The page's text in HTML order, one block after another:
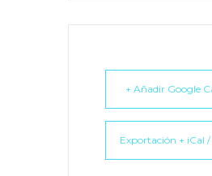
+ Añadir Google
Exportación + iCal